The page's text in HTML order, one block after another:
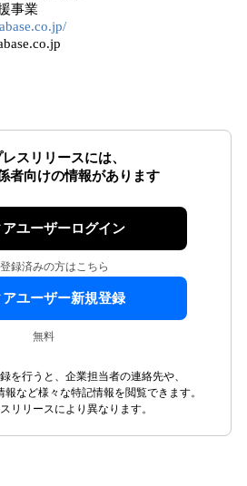
事業
スリリースには、
者向けの情報があります
アユーザーログイン
録済みの方はこちら
アユーザー新規登録
無料
を行うと、企業担当者の連絡先や、
など様々な特記情報を閲覧できます。
リリースにより異なります。